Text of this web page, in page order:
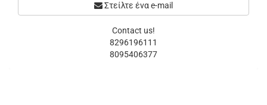
Στείλτε ένα e-mail
Contact us!
8296196111
8095406377